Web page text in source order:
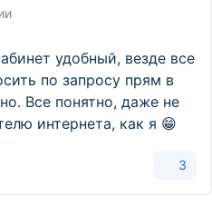
удобный, везде все
по запросу прям в
Все понятно, даже не
интернета, как я 😁
3